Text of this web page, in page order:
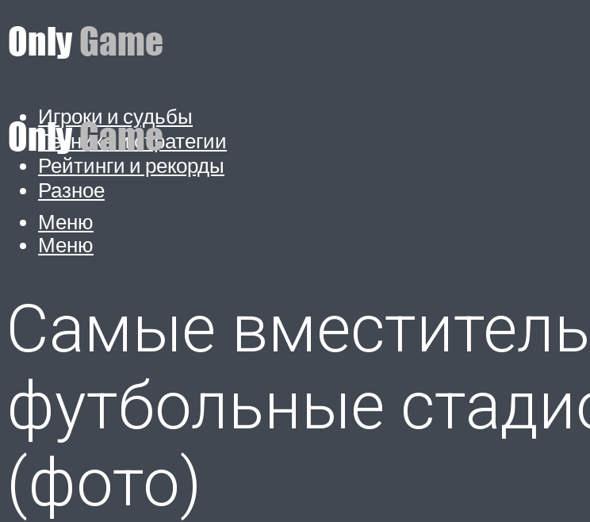
Игроки и судьбы
Техника и стратегии
Рейтинги и рекорды
Разное
Меню
Меню
Самые
футбольные
(фото)